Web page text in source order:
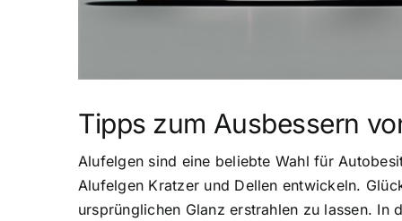
Tipps zum Ausbessern
Alufelgen sind eine beliebte Wahl für
Alufelgen Kratzer und Dellen entwickeln.
ursprünglichen Glanz erstrahlen zu lassen.